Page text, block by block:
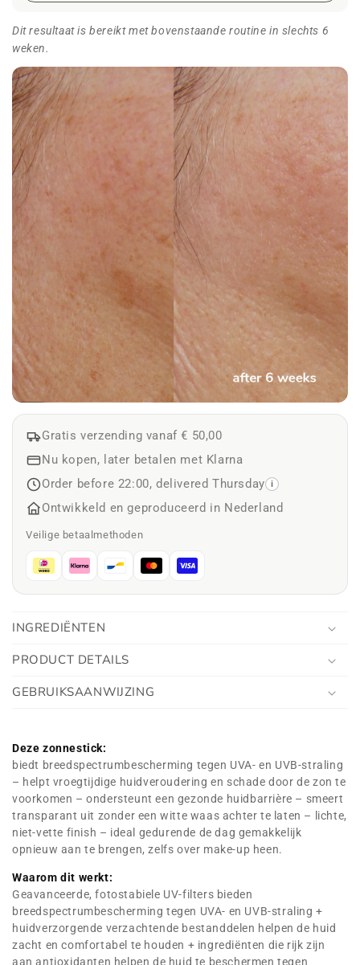
Gratis verzending vanaf € 50,00
Nu kopen, later betalen met Klarna
Order before 22:00, delivered Thursday
i
Ontwikkeld en geproduceerd in Nederland
Veilige betaalmethoden
INGREDIËNTEN
PRODUCT DETAILS
GEBRUIKSAANWIJZING
Deze zonnestick:
biedt breedspectrumbescherming tegen UVA- en UVB-straling
– helpt vroegtijdige huidveroudering en schade door de zon te
voorkomen – ondersteunt een gezonde huidbarrière – smeert
transparant uit zonder een witte waas achter te laten – lichte,
niet-vette finish – ideal gedurende de dag gemakkelijk
opnieuw aan te brengen, zelfs over make-up heen.
Waarom dit werkt:
Geavanceerde, fotostabiele UV-filters bieden
breedspectrumbescherming tegen UVA- en UVB-straling +
huidverzorgende verzachtende bestanddelen helpen de huid
zacht en comfortabel te houden + ingrediënten die rijk zijn
aan antioxidanten helpen de huid te beschermen tegen
Dit resultaat is bereikt met bovenstaande routine in slechts 6
weken.